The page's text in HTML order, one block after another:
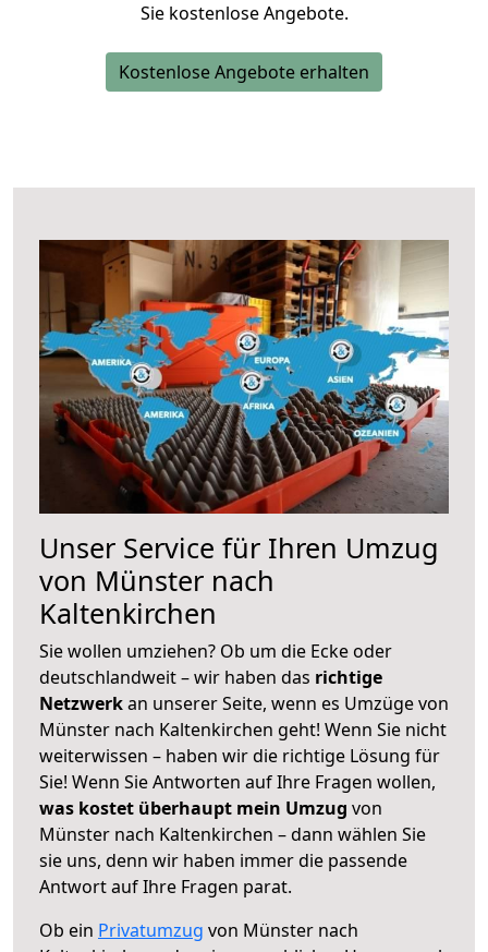
Sie kostenlose Angebote.
Kostenlose Angebote erhalten
Unser Service für Ihren Umzug
von Münster nach
Kaltenkirchen
Sie wollen umziehen? Ob um die Ecke oder
deutschlandweit – wir haben das richtige
Netzwerkan unserer Seite, wenn es Umzüge von
Münster nach Kaltenkirchen geht! Wenn Sie nicht
weiterwissen – haben wir die richtige Lösung für
Sie! Wenn Sie Antworten auf Ihre Fragen wollen,
was kostet überhaupt mein Umzug von
Münster nach Kaltenkirchen – dann wählen Sie
sie uns, denn wir haben immer die passende
Antwort auf Ihre Fragen parat.
Ob ein Privatumzug von Münster nach